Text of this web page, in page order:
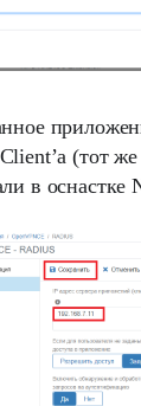
(тот
в оснастке